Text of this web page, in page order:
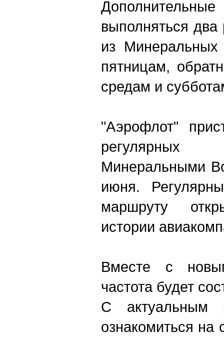
выполняться
из
пятницам,
средам и
"Аэрофлот"
Минеральными
июня.
маршруту
истории
Вместе с
частота будет
С актуальным
ознакомиться на